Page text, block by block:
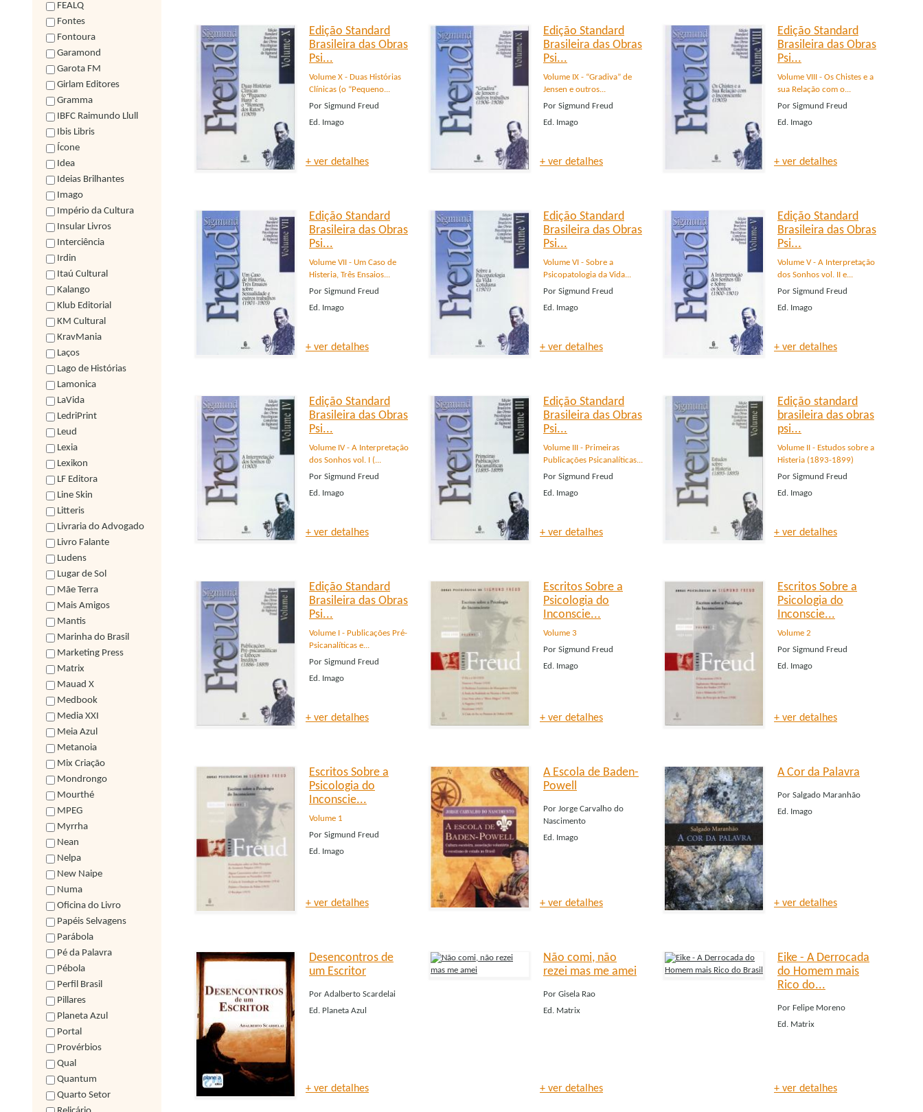
FEALQ
Fontes
Fontoura
Garamond
Garota FM
Girlam Editores
Gramma
IBFC Raimundo Llull
Ibis Libris
Ícone
Idea
Ideias Brilhantes
Imago
Império da Cultura
Insular Livros
Interciência
Irdin
Itaú Cultural
Kalango
Klub Editorial
KM Cultural
KravMania
Laços
Lago de Histórias
Lamonica
LaVida
LedriPrint
Leud
Lexia
Lexikon
LF Editora
Line Skin
Litteris
Livraria do Advogado
Livro Falante
Ludens
Lugar de Sol
Mãe Terra
Mais Amigos
Mantis
Marinha do Brasil
Marketing Press
Matrix
Mauad X
Medbook
Media XXI
Meia Azul
Metanoia
Mix Criação
Mondrongo
Mourthé
MPEG
Myrrha
Nean
Nelpa
New Naipe
Numa
Oficina do Livro
Papéis Selvagens
Parábola
Pé da Palavra
Pébola
Perfil Brasil
Pillares
Planeta Azul
Portal
Provérbios
Qual
Quantum
Quarto Setor
Edição Standard
Brasileira das Obras
Psi...
Volume X - Duas Histórias
Clínicas (o “Pequeno...
Por Sigmund Freud
Ed. Imago
+ ver detalhes
Edição Standard
Brasileira das Obras
Psi...
Volume IX - “Gradiva” de
Jensen e outros...
Por Sigmund Freud
Ed. Imago
+ ver detalhes
Edição Standard
Brasileira das Obras
Psi...
Volume VIII - Os Chistes e a
sua Relação com o...
Por Sigmund Freud
Ed. Imago
+ ver detalhes
Edição Standard
Brasileira das Obras
Psi...
Volume VII - Um Caso de
Histeria, Três Ensaios...
Por Sigmund Freud
Ed. Imago
+ ver detalhes
Edição Standard
Brasileira das Obras
Psi...
Volume VI - Sobre a
Psicopatologia da Vida...
Por Sigmund Freud
Ed. Imago
+ ver detalhes
Edição Standard
Brasileira das Obras
Psi...
Volume V - A Interpretação
dos Sonhos vol. II e...
Por Sigmund Freud
Ed. Imago
+ ver detalhes
Edição Standard
Brasileira das Obras
Psi...
Volume IV - A Interpretação
dos Sonhos vol. I (...
Por Sigmund Freud
Ed. Imago
+ ver detalhes
Edição Standard
Brasileira das Obras
Psi...
Volume III - Primeiras
Publicações Psicanalíticas...
Por Sigmund Freud
Ed. Imago
+ ver detalhes
Edição standard
brasileira das obras
psi...
Volume II - Estudos sobre a
Histeria (1893-1899)
Por Sigmund Freud
Ed. Imago
+ ver detalhes
Edição Standard
Brasileira das Obras
Psi...
Volume I - Publicações Pré-
Psicanalíticas e...
Por Sigmund Freud
Ed. Imago
+ ver detalhes
Escritos Sobre a
Psicologia do
Inconscie...
Volume 3
Por Sigmund Freud
Ed. Imago
+ ver detalhes
Escritos Sobre a
Psicologia do
Inconscie...
Volume 2
Por Sigmund Freud
Ed. Imago
+ ver detalhes
Escritos Sobre a
Psicologia do
Inconscie...
Volume 1
Por Sigmund Freud
Ed. Imago
+ ver detalhes
A Escola de Baden-
Powell
Por Jorge Carvalho do
Nascimento
Ed. Imago
+ ver detalhes
A Cor da Palavra
Por Salgado Maranhão
Ed. Imago
+ ver detalhes
Desencontros de
um Escritor
Por Adalberto Scardelai
Ed. Planeta Azul
+ ver detalhes
Não comi, não
rezei mas me amei
Por Gisela Rao
Ed. Matrix
+ ver detalhes
Eike - A Derrocada
do Homem mais
Rico do...
Por Felipe Moreno
Ed. Matrix
+ ver detalhes